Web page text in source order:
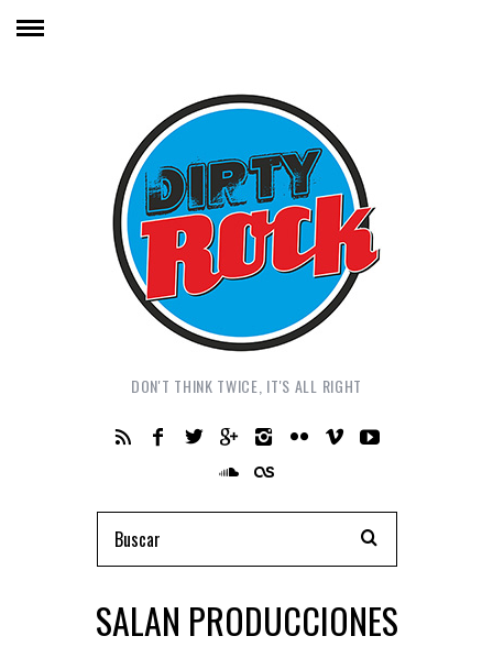
DON'T THINK TWICE, IT'S ALL RIGHT
SALAN PRODUCCIONES